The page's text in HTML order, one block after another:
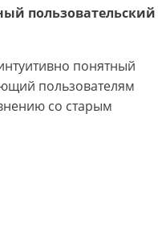
пользовательский
понятный
пользователям
со старым